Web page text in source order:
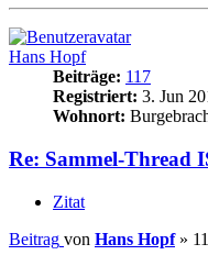
Hans Hopf
Beiträge: 117
Registriert: 3. Jun
Wohnort:
Re: Sammel-Thread
Zitat
Beitrag von Hans Hopf»